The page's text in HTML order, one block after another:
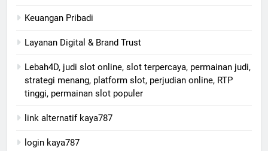
Keuangan Pribadi
Layanan Digital & Brand Trust
Lebah4D, judi slot online, slot terpercaya, permainan judi,
strategi menang, platform slot, perjudian online, RTP
tinggi, permainan slot populer
link alternatif kaya787
login kaya787